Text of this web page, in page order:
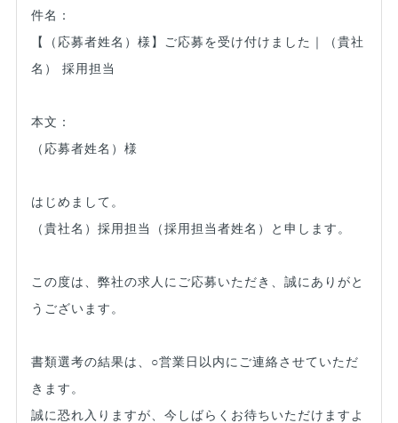
件名：
【（応募者姓名）様】ご応募を受け付けました｜（貴社
名） 採用担当
本文：
（応募者姓名）様
はじめまして。
（貴社名）採用担当（採用担当者姓名）と申します。
この度は、弊社の求人にご応募いただき、誠にありがと
うございます。
書類選考の結果は、○営業日以内にご連絡させていただ
きます。
誠に恐れ入りますが、今しばらくお待ちいただけますよ